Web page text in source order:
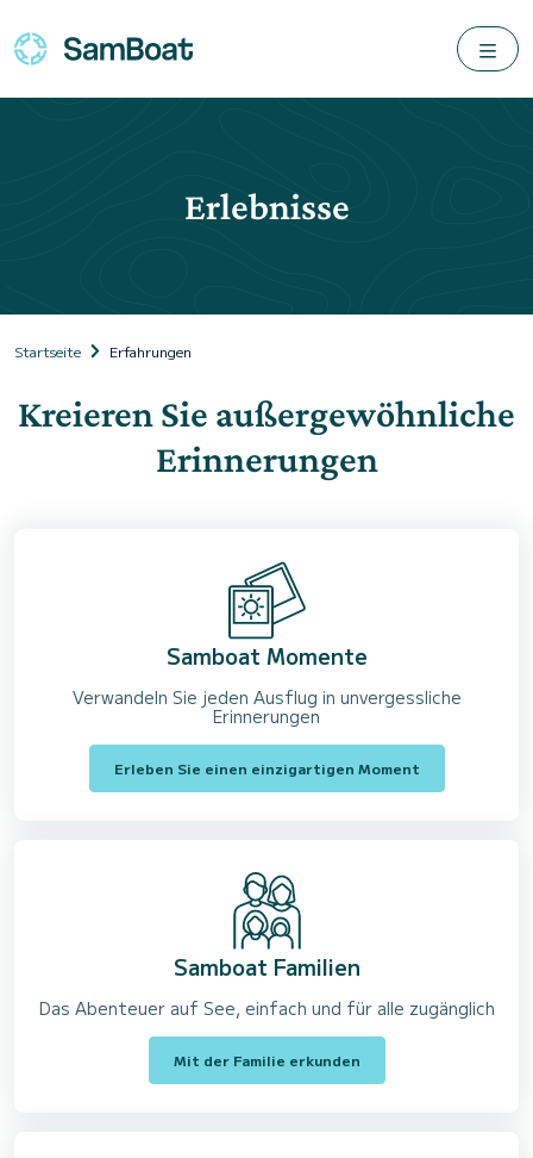
Erlebnisse
Startseite Erfahrungen
Kreieren Sie außergewöhnliche
Erinnerungen
Samboat Momente
Verwandeln Sie jeden Ausflug in unvergessliche
Erinnerungen
Erleben Sie einen einzigartigen Moment
Samboat Familien
Das Abenteuer auf See, einfach und für alle zugänglich
Mit der Familie erkunden